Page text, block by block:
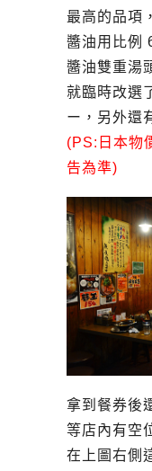
最高的品項
醬油用比例
醬油雙重湯
就臨時改選
ー，另外還
(PS:日本物
告為準)
拿到餐券後
等店內有空
在上圖右側